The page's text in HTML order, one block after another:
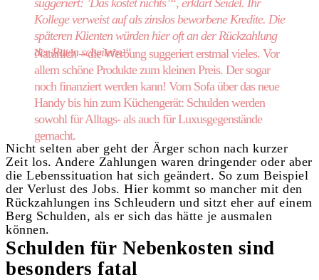
suggeriert: ’Das kostet nichts’“, erklärt Seidel. Ihr
Kollege verweist auf als zinslos beworbene Kredite. Die
späteren Klienten würden hier oft an der Rückzahlung
der Raten scheitern.“
Natürlich – die Werbung suggeriert erstmal vieles. Vor
allem schöne Produkte zum kleinen Preis. Der sogar
noch finanziert werden kann! Vom Sofa über das neue
Handy bis hin zum Küchengerät: Schulden werden
sowohl für Alltags- als auch für Luxusgegenstände
gemacht.
Nicht selten aber geht der Ärger schon nach kurzer
Zeit los. Andere Zahlungen waren dringender oder aber
die Lebenssituation hat sich geändert. So zum Beispiel
der Verlust des Jobs. Hier kommt so mancher mit den
Rückzahlungen ins Schleudern und sitzt eher auf einem
Berg Schulden, als er sich das hätte je ausmalen
können.
Schulden für Nebenkosten sind
besonders fatal